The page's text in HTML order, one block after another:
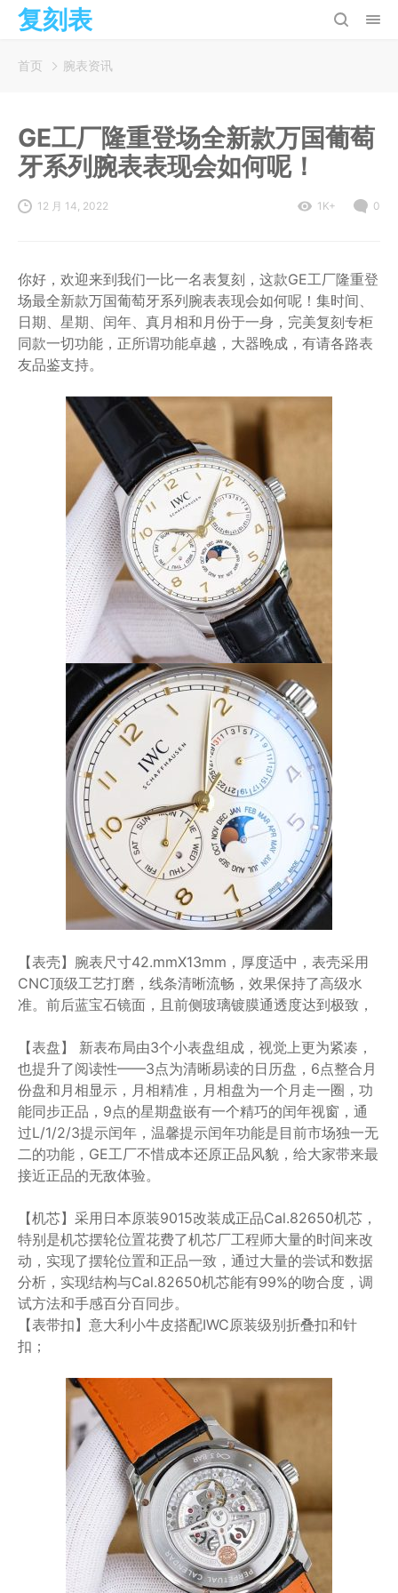
复刻表
首页 腕表资讯
GE工厂隆重登场全新款万国葡萄
牙系列腕表表现会如何呢！
12 月 14, 2022 1K+ 0
你好，欢迎来到我们一比一名表复刻，这款GE工厂隆重登
场最全新款万国葡萄牙系列腕表表现会如何呢！集时间、
日期、星期、闰年、真月相和月份于一身，完美复刻专柜
同款一切功能，正所谓功能卓越，大器晚成，有请各路表
友品鉴支持。
【表壳】腕表尺寸42.mmX13mm，厚度适中，表壳采用
CNC顶级工艺打磨，线条清晰流畅，效果保持了高级水
准。前后蓝宝石镜面，且前侧玻璃镀膜通透度达到极致，
【表盘】 新表布局由3个小表盘组成，视觉上更为紧凑，
也提升了阅读性——3点为清晰易读的日历盘，6点整合月
份盘和月相显示，月相精准，月相盘为一个月走一圈，功
能同步正品，9点的星期盘嵌有一个精巧的闰年视窗，通
过L/1/2/3提示闰年，温馨提示闰年功能是目前市场独一无
二的功能，GE工厂不惜成本还原正品风貌，给大家带来最
接近正品的无敌体验。
【机芯】采用日本原装9015改装成正品Cal.82650机芯，
特别是机芯摆轮位置花费了机芯厂工程师大量的时间来改
动，实现了摆轮位置和正品一致，通过大量的尝试和数据
分析，实现结构与Cal.82650机芯能有99%的吻合度，调
试方法和手感百分百同步。
【表带扣】意大利小牛皮搭配IWC原装级别折叠扣和针
扣；